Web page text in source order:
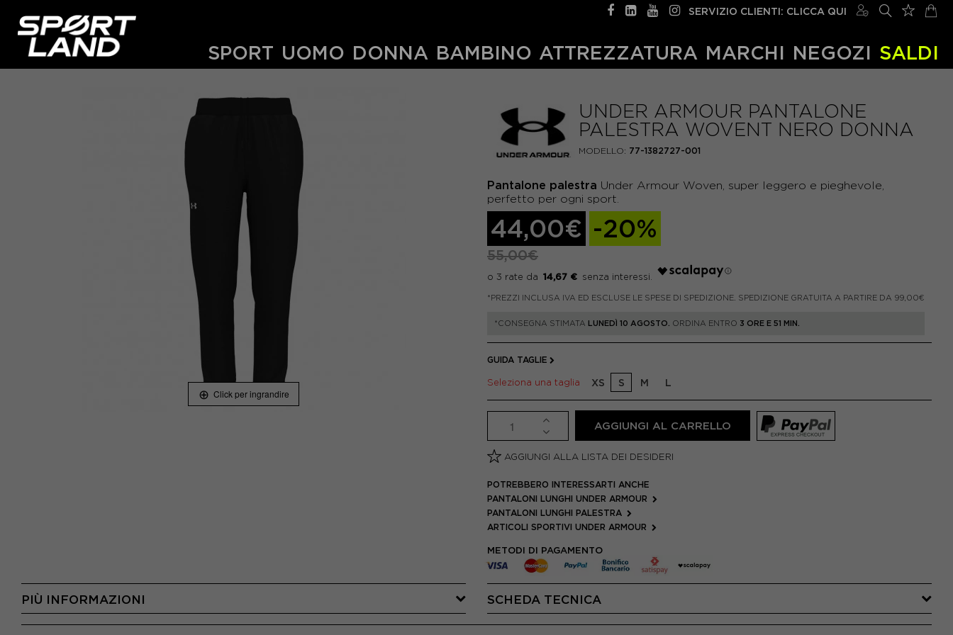
SERVIZIO CLIENTI: CLICCA QUI
SPORT UOMO DONNA BAMBINO ATTREZZATURA MARCHI NEGOZI SALDI
Click per ingrandire
UNDER ARMOUR PANTALONE
PALESTRA WOVENT NERO DONNA
MODELLO: 77-1382727-001
Pantalone palestra Under Armour Woven, super leggero e pieghevole,
perfetto per ogni sport.
44,00€ -20%
55,00€
14,67 €
*PREZZI INCLUSA IVA ED ESCLUSE LE SPESE DI SPEDIZIONE. SPEDIZIONE GRATUITA A PARTIRE DA 99,00€
*CONSEGNA STIMATA LUNEDÌ 10 AGOSTO. ORDINA ENTRO 3 ORE E 51 MIN.
GUIDA TAGLIE
Seleziona una taglia XS S M L
AGGIUNGI AL CARRELLO
AGGIUNGI ALLA LISTA DEI DESIDERI
POTREBBERO INTERESSARTI ANCHE
PANTALONI LUNGHI UNDER ARMOUR
PANTALONI LUNGHI PALESTRA
ARTICOLI SPORTIVI UNDER ARMOUR
METODI DI PAGAMENTO
PIÙ INFORMAZIONI SCHEDA TECNICA